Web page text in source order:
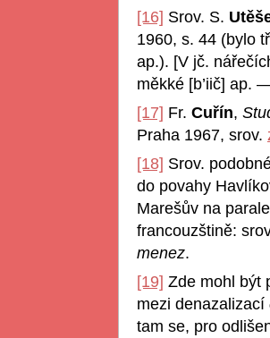
[16] Srov. S.
1960, s. 44 (bylo
ap.). [V jč.
měkké [b’iič] ap.
[17] Fr. Cuřín,
Praha 1967, srov.
[18] Srov.
do povahy
Marešův na
francouzštině:
menez.
[19] Zde mohl být
mezi denazalizací
tam se, pro